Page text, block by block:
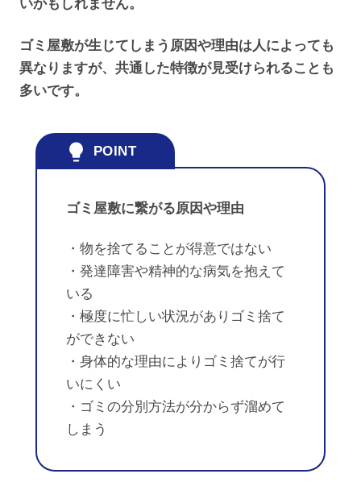
いかもしれません。
ゴミ屋敷が生じてしまう原因や理由は人によっても
異なりますが、共通した特徴が見受けられることも
多いです。
ゴミ屋敷に繋がる原因や理由
・物を捨てることが得意ではない
・発達障害や精神的な病気を抱えて
いる
・極度に忙しい状況がありゴミ捨て
ができない
・身体的な理由によりゴミ捨てが行
いにくい
・ゴミの分別方法が分からず溜めて
しまう